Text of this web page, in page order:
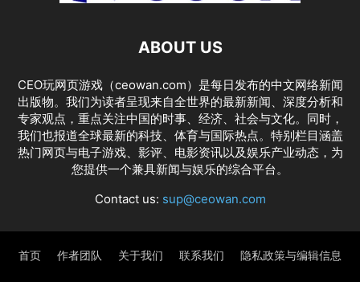
ABOUT US
CEO玩网页游戏（ceowan.com）是每日发布的中文网络新闻
出版物。我们为读者呈现来自全世界的最新新闻、深度分析和
专家观点，重点关注中国的时事、经济、社会与文化。同时，
我们也报道全球最新的科技、体育与国际热点。特别栏目涵盖
热门网页与电子游戏、影评、电影资讯以及娱乐产业动态，为
您提供一个兼具新闻与娱乐的综合平台。
Contact us: sup@ceowan.com
首页 作者团队 关于我们 联系我们 隐私政策与编辑信息